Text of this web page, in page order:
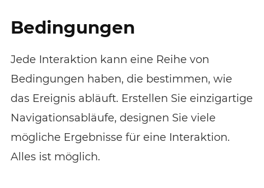
Bedingungen
Jede Interaktion kann eine Reihe von
Bedingungen haben, die bestimmen, wie
das Ereignis abläuft. Erstellen Sie einzigartige
Navigationsabläufe, designen Sie viele
mögliche Ergebnisse für eine Interaktion.
Alles ist möglich.